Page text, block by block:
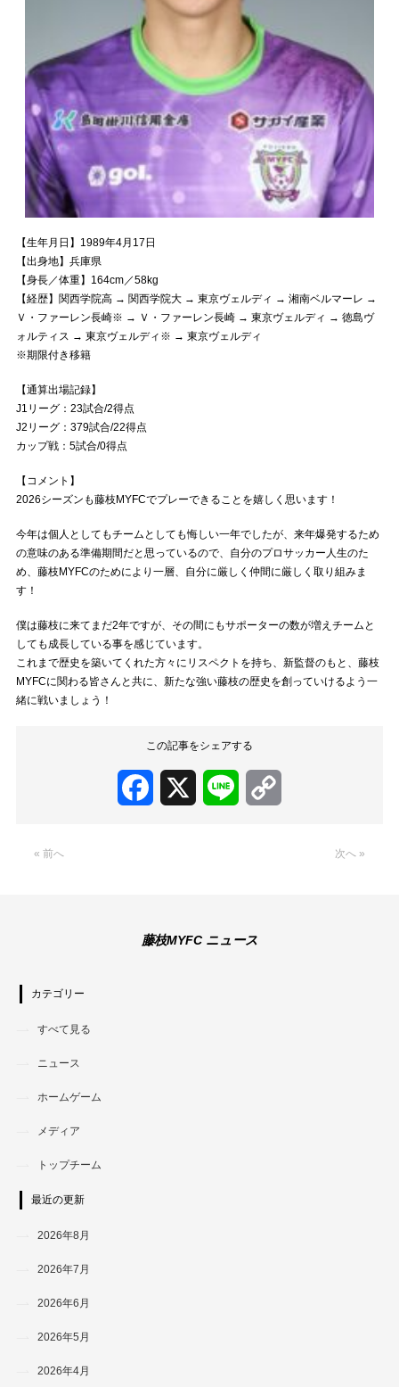
【生年月日】1989年4月17日
【出身地】兵庫県
【身長／体重】164cm／58kg
【経歴】関⻄学院⾼ → 関⻄学院⼤ → 東京ヴェルディ → 湘南ベルマーレ →
Ｖ・ファーレン⻑崎※ → Ｖ・ファーレン⻑崎 → 東京ヴェルディ → 徳島ヴ
ォルティス → 東京ヴェルディ※ → 東京ヴェルディ
※期限付き移籍
【通算出場記録】
J1リーグ：23試合/2得点
J2リーグ：379試合/22得点
カップ戦：5試合/0得点
【コメント】
2026シーズンも藤枝MYFCでプレーできることを嬉しく思います！
今年は個人としてもチームとしても悔しい一年でしたが、来年爆発するため
の意味のある準備期間だと思っているので、自分のプロサッカー人生のた
め、藤枝MYFCのためにより一層、自分に厳しく仲間に厳しく取り組みま
す！
僕は藤枝に来てまだ2年ですが、その間にもサポーターの数が増えチームと
しても成長している事を感じています。
これまで歴史を築いてくれた方々にリスペクトを持ち、新監督のもと、藤枝
MYFCに関わる皆さんと共に、新たな強い藤枝の歴史を創っていけるよう一
緒に戦いましょう！
この記事をシェアする
Facebook Line
« 前へ 次へ »
藤枝MYFC ニュース
カテゴリー
すべて見る
ニュース
ホームゲーム
メディア
トップチーム
最近の更新
2026年8月
2026年7月
2026年6月
2026年5月
2026年4月